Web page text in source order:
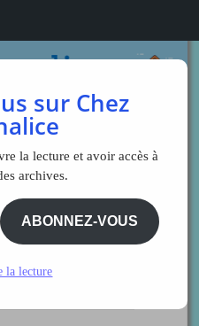
sur Chez
la lecture et avoir accès à
archives.
ABONNEZ-VOUS
la lecture